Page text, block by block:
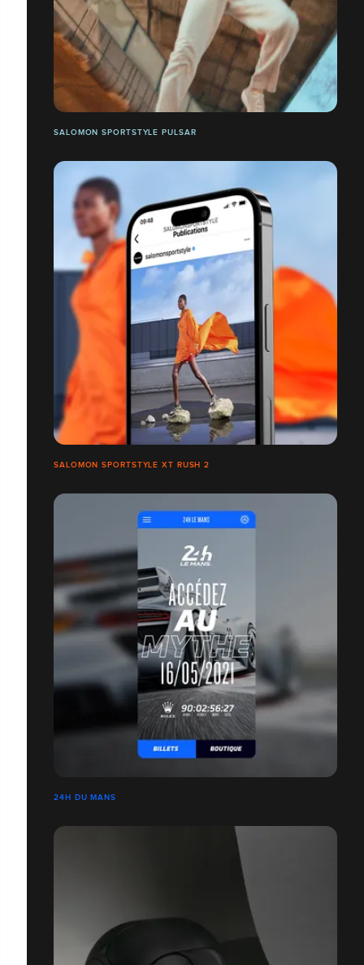
SALOMON SPORTSTYLE PULSAR
SALOMON SPORTSTYLE XT RUSH 2
24H DU MANS